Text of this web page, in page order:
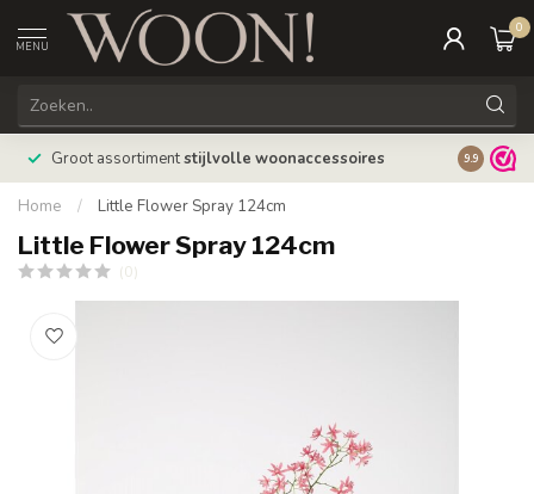
MENU
0
Groot assortimentstijlvolle woonaccessoires 9.9
Home / Little Flower Spray 124cm
Little Flower Spray 124cm
(0)